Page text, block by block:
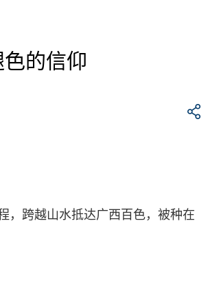
的信仰
，跨越山水抵达广西百色，被种在